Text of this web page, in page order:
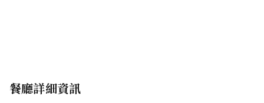
餐廳詳細資訊